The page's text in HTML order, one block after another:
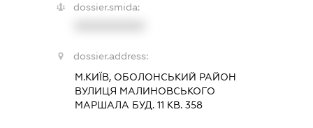
dossier.smida:
dossier.address:
М.КИЇВ, ОБОЛОНСЬКИЙ РАЙОН
ВУЛИЦЯ МАЛИНОВСЬКОГО
МАРШАЛА БУД. 11 КВ. 358